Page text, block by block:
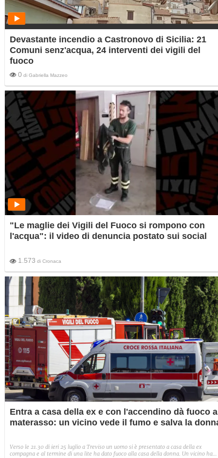
Devastante incendio a Castronovo di Sicilia: 21
Comuni senz'acqua, 24 interventi dei vigili del
fuoco
0 di Gabriella Mazzeo
"Le maglie dei Vigili del Fuoco si rompono con
l'acqua": il video di denuncia postato sui social
1.573 di Cronaca
Entra a casa della ex e con l'accendino dà fuoco
materasso: un vicino vede il fumo e salva la
Verso le 21.30 di ieri 25 luglio a Treviso un uomo si è presentato a casa della ex
compagna e al termine di una lite ha dato fuoco alla casa della donna. Un vicino ha